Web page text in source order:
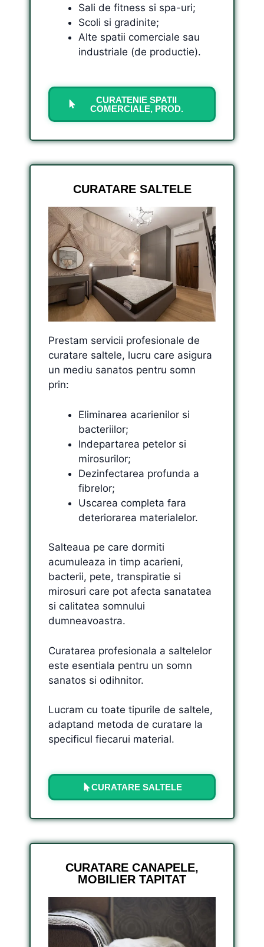
Sali de fitness si spa-uri;
Scoli si gradinite;
Alte spatii comerciale sau
industriale (de productie).
CURATENIE SPATII
COMERCIALE, PROD.
CURATARE SALTELE
Prestam servicii profesionale de
curatare saltele, lucru care asigura
un mediu sanatos pentru somn
prin:
Eliminarea acarienilor si
bacteriilor;
Indepartarea petelor si
mirosurilor;
Dezinfectarea profunda a
fibrelor;
Uscarea completa fara
deteriorarea materialelor.
Salteaua pe care dormiti
acumuleaza in timp acarieni,
bacterii, pete, transpiratie si
mirosuri care pot afecta sanatatea
si calitatea somnului
dumneavoastra.
Curatarea profesionala a saltelelor
este esentiala pentru un somn
sanatos si odihnitor.
Lucram cu toate tipurile de saltele,
adaptand metoda de curatare la
specificul fiecarui material.
CURATARE SALTELE
CURATARE CANAPELE,
MOBILIER TAPITAT